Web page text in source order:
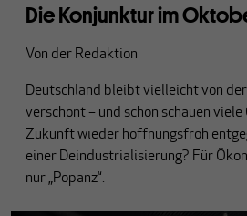
Die Konjunktur im
Von der Redaktion
Deutschland bleibt vielleicht von
verschont – und schon schauen
Zukunft wieder hoffnungsfroh
einer Deindustrialisierung? Für
nur „Popanz“.